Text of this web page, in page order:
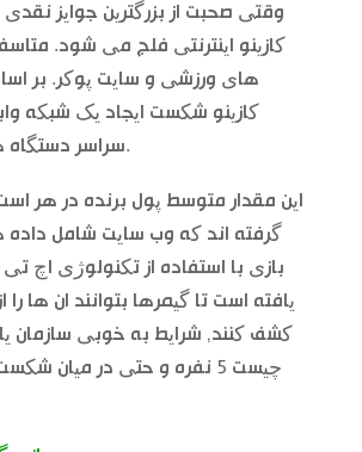
وقتی صحبت از بزرگترین جوایز
کازینو اینترنتی فلج می شود.
های ورزشی و سایت پوکر. بر
کازینو شکست ایجاد یک شبکه
سراسر دستگاه های در دسترس.
این مقدار متوسط پول برنده در هر
گرفته اند که وب سایت شامل
یافته است تا گیمرها بتوانند ان ها
کشف کنند, شرایط به خوبی سازمان
چیست 5 نفره و حتی در میان